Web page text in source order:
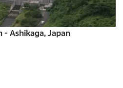
Ashikaga, Japan